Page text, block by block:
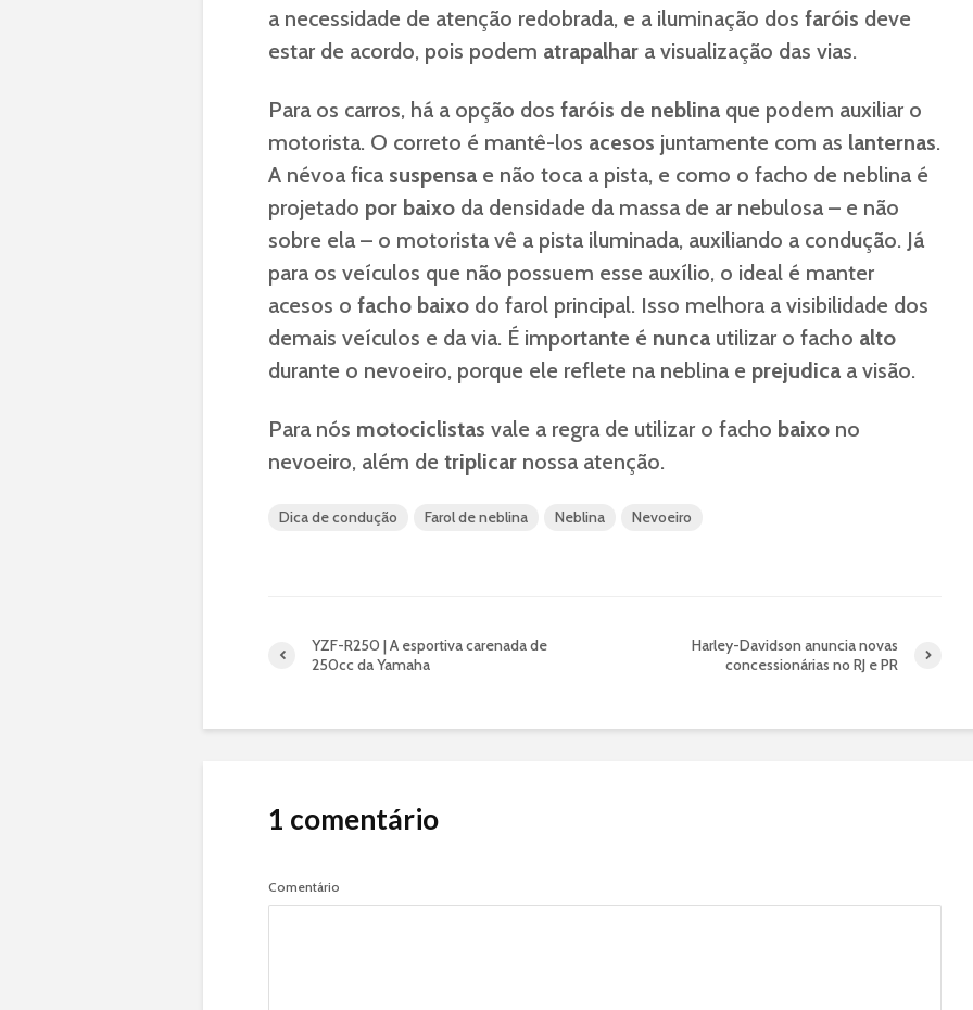
a necessidade de atenção redobrada, e a iluminação dos faróis deve
estar de acordo, pois podem atrapalhar a visualização das vias.
Para os carros, há a opção dos faróis de neblina que podem auxiliar o
motorista. O correto é mantê-los acesos juntamente com as lanternas.
A névoa fica suspensa e não toca a pista, e como o facho de neblina é
projetado por baixo da densidade da massa de ar nebulosa – e não
sobre ela – o motorista vê a pista iluminada, auxiliando a condução. Já
para os veículos que não possuem esse auxílio, o ideal é manter
acesos o facho baixo do farol principal. Isso melhora a visibilidade dos
demais veículos e da via. É importante é nunca utilizar o facho alto
durante o nevoeiro, porque ele reflete na neblina e prejudica a visão.
Para nós motociclistas vale a regra de utilizar o facho baixo no
nevoeiro, além de triplicar nossa atenção.
Dica de condução Farol de neblina Neblina Nevoeiro
YZF-R250 | A esportiva carenada de
250cc da Yamaha
Harley-Davidson anuncia novas
concessionárias no RJ e PR
1 comentário
Comentário